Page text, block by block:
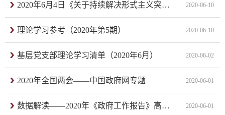
2020年6月4日《关于持续解决形式主义突出问题为基层减负为服务师生提质增效的工作措施》的通知 2020-06-10
理论学习参考（2020年第5期） 2020-06-10
基层党支部理论学习清单（2020年6月） 2020-06-02
2020年全国两会——中国政府网专题 2020-06-01
数据解读——2020年《政府工作报告》高频词 2020-06-01